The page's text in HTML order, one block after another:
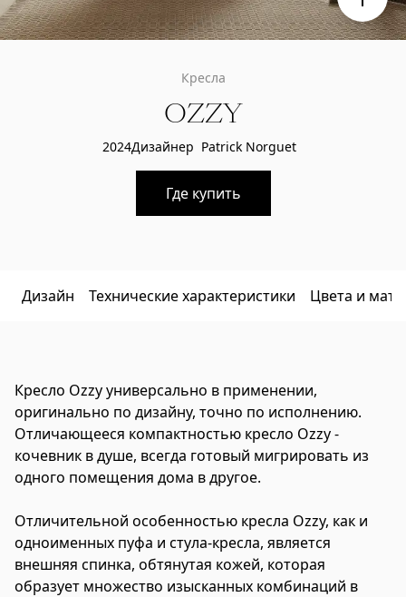
Кресла
OZZY
2024Дизайнер Patrick Norguet
Где купить
Дизайн Технические характеристики Цвета и
Кресло Ozzy универсально в применении,
оригинально по дизайну, точно по исполнению.
Отличающееся компактностью кресло Ozzy -
кочевник в душе, всегда готовый мигрировать из
одного помещения дома в другое.
Отличительной особенностью кресла Ozzy, как и
одноименных пуфа и стула-кресла, является
внешняя спинка, обтянутая кожей, которая
образует множество изысканных комбинаций в